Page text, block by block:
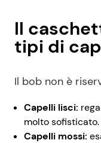
Il
tipi di
Il bob non è
Capelli lisci:
molto sofisticato.
Capelli mossi: